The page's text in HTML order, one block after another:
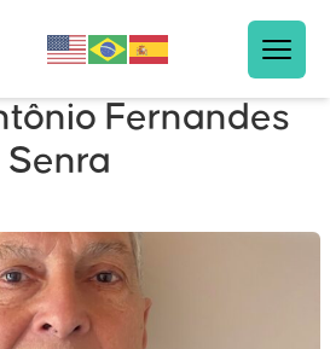
Fernandes
Senra